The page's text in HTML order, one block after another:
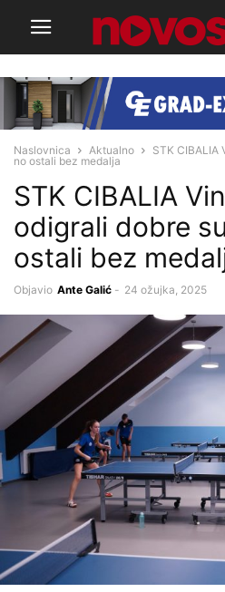
Naslovnica Aktualno
STK CIBALIA
no ostali bez medalja
STK CIBALIA
odigrali dobre
ostali bez
Objavio Ante Galić - 24 ožujka, 2025